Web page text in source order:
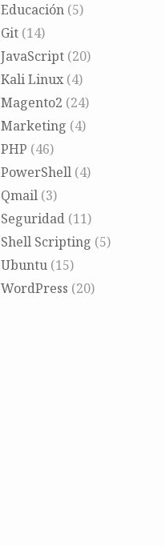
Educación(5)
Git(14)
JavaScript(20)
Kali Linux(4)
Magento2 (24)
Marketing (4)
PHP (46)
PowerShell(4)
Qmail(3)
Seguridad(11)
Shell Scripting (5)
Ubuntu(15)
WordPress (20)